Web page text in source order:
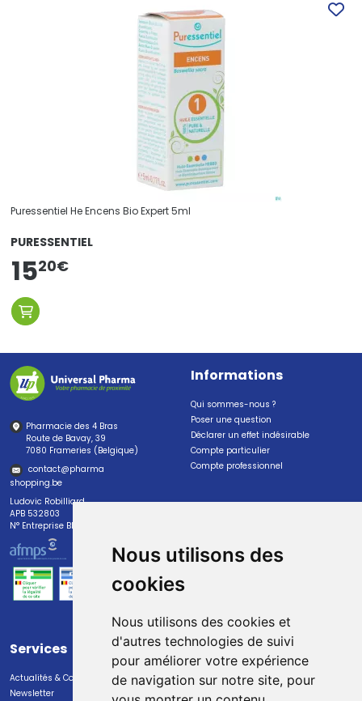
Nous utilisons des
cookies
Nous utilisons des cookies et
d'autres technologies de suivi
pour améliorer votre expérience
de navigation sur notre site, pour
Puressentiel He Encens Bio Expert 5ml
PURESSENTIEL
1520€
Pharmacie des 4 Bras
Route de Bavay, 39
7080 Frameries (Belgique)
contact@pharma
shopping.be
Ludovic Robilliard
APB 532803
N° Entreprise BE0447.382.113
Informations
Qui sommes-nous ?
Poser une question
Déclarer un effet indésirable
Compte particulier
Compte professionnel
Services
Actualités & Conseils
Newsletter
Paiement
Paiement sécurisé